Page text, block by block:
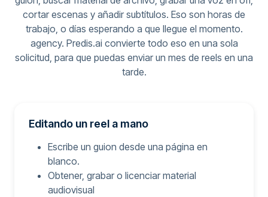
cortar escenas y añadir subtítulos. Eso son horas de
trabajo, o días esperando a que llegue el momento.
agency. Predis.ai convierte todo eso en una sola
solicitud, para que puedas enviar un mes de reels en una
tarde.
Editando un reel a mano
Escribe un guion desde una página en
blanco.
Obtener, grabar o licenciar material
audiovisual